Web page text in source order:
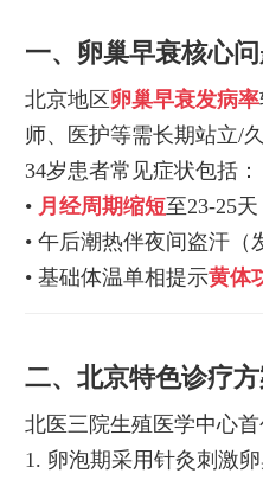
一、卵巢早衰核心
北京地区卵巢早衰发病率
师、医护等需长期站立/
34岁患者常见症状包括：
• 月经周期缩短至23-25天
• 午后潮热伴夜间盗汗（
• 基础体温单相提示黄体
二、北京特色诊疗
北医三院生殖医学中心首
1. 卵泡期采用针灸刺激